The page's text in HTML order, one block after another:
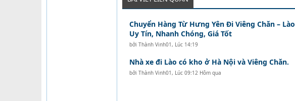
Chuyển Hàng Từ Hưng Yên Đi Viêng Chăn – Lào
Uy Tín, Nhanh Chóng, Giá Tốt
bởi Thành Vinh01, Lúc 14:19
Nhà xe đi Lào có kho ở Hà Nội và Viêng Chăn.
bởi Thành Vinh01, Lúc 09:12 Hôm qua